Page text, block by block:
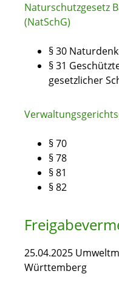
Naturschutzgesetz
(NatSchG)
§ 30
§ 31
gesetzlicher
§ 70
§ 78
§ 81
§ 82
25.04.2025
Württemberg